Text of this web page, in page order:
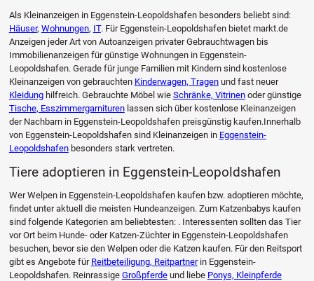
Als Kleinanzeigen in Eggenstein-Leopoldshafen besonders beliebt sind:
Häuser, Wohnungen, IT. Für Eggenstein-Leopoldshafen bietet markt.de
Anzeigen jeder Art von Autoanzeigen privater Gebrauchtwagen bis
Immobilienanzeigen für günstige Wohnungen in Eggenstein-
Leopoldshafen. Gerade für junge Familien mit Kindern sind kostenlose
Kleinanzeigen von gebrauchten Kinderwagen, Tragenund fast neuer
Kleidunghilfreich. Gebrauchte Möbel wie Schränke, Vitrinenoder günstige
Tische, Esszimmergarniturenlassen sich über kostenlose Kleinanzeigen
der Nachbarn in Eggenstein-Leopoldshafen preisgünstig kaufen.Innerhalb
von Eggenstein-Leopoldshafen sind Kleinanzeigen in Eggenstein-
Leopoldshafenbesonders stark vertreten.
Tiere adoptieren in Eggenstein-Leopoldshafen
Wer Welpen in Eggenstein-Leopoldshafen kaufen bzw. adoptieren möchte,
findet unter aktuell die meisten Hundeanzeigen. Zum Katzenbabys kaufen
sind folgende Kategorien am beliebtesten: . Interessenten sollten das Tier
vor Ort beim Hunde- oder Katzen-Züchter in Eggenstein-Leopoldshafen
besuchen, bevor sie den Welpen oder die Katzen kaufen. Für den Reitsport
gibt es Angebote für Reitbeteiligung, Reitpartnerin Eggenstein-
Leopoldshafen. Reinrassige Großpferdeund liebe Ponys, Kleinpferde